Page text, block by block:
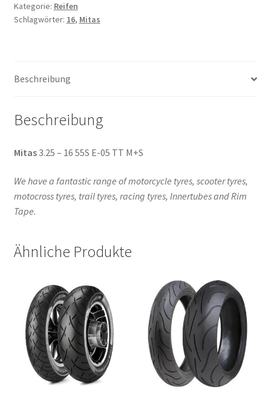
E-
05
Menge
Kategorie: Reifen
Schlagwörter: 16, Mitas
Beschreibung
Beschreibung
Mitas3.25 – 16 55S E-05 TT M+S
We have a fantastic range of motorcycle tyres, scooter tyres,
motocross tyres, trail tyres, racing tyres, Innertubes and Rim
Tape.
Ähnliche Produkte